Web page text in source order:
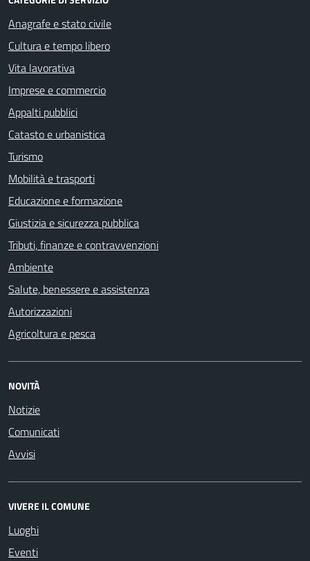
Anagrafe e stato civile
Cultura e tempo libero
Vita lavorativa
Imprese e commercio
Appalti pubblici
Catasto e urbanistica
Turismo
Mobilità e trasporti
Educazione e formazione
Giustizia e sicurezza pubblica
Tributi, finanze e contravvenzioni
Ambiente
Salute, benessere e assistenza
Autorizzazioni
Agricoltura e pesca
NOVITÀ
Notizie
Comunicati
Avvisi
VIVERE IL COMUNE
Luoghi
Eventi